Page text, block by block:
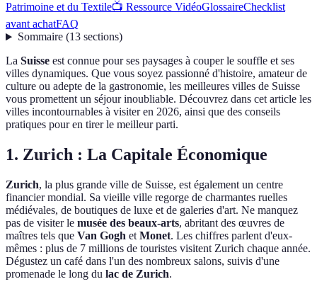
Patrimoine et du Textile📺 Ressource VidéoGlossaireChecklist
avant achatFAQ
Sommaire(13 sections)
La Suisse est connue pour ses paysages à couper le souffle et ses
villes dynamiques. Que vous soyez passionné d'histoire, amateur de
culture ou adepte de la gastronomie, les meilleures villes de Suisse
vous promettent un séjour inoubliable. Découvrez dans cet article les
villes incontournables à visiter en 2026, ainsi que des conseils
pratiques pour en tirer le meilleur parti.
1. Zurich : La Capitale Économique
Zurich, la plus grande ville de Suisse, est également un centre
financier mondial. Sa vieille ville regorge de charmantes ruelles
médiévales, de boutiques de luxe et de galeries d'art. Ne manquez
pas de visiter le musée des beaux-arts, abritant des œuvres de
maîtres tels que Van Gogh et Monet. Les chiffres parlent d'eux-
mêmes : plus de 7 millions de touristes visitent Zurich chaque année.
Dégustez un café dans l'un des nombreux salons, suivis d'une
promenade le long du lac de Zurich.